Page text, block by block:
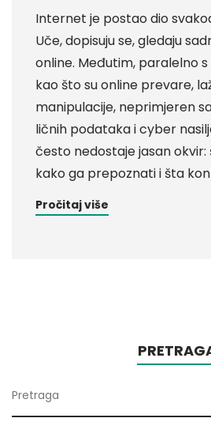
Internet je postao dio
Uče, dopisuju se, gledaju
online. Međutim, paralelno
kao što su online prevare,
manipulacije, neprimjeren
ličnih podataka i cyber
često nedostaje jasan okvir:
kako ga prepoznati i šta
Pročitaj više